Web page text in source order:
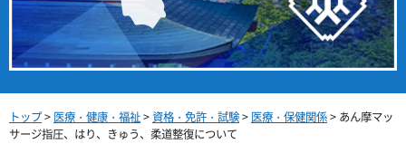
トップ> 医療・健康・福祉>資格・免許・試験> 医療・保健関係> あん摩マッ
サージ指圧、はり、きゅう、柔道整復について